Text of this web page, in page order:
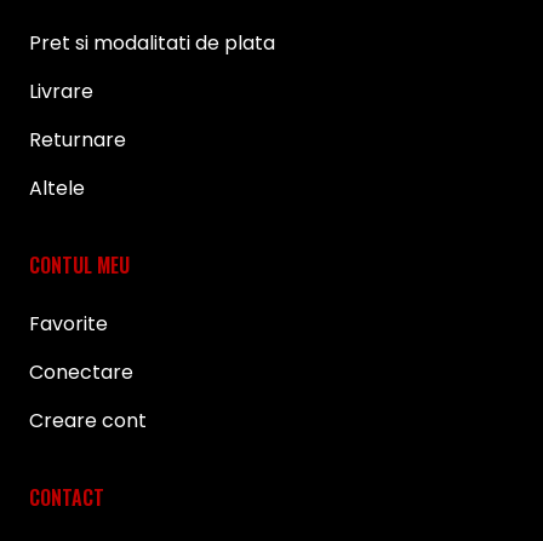
Pret si modalitati de plata
Livrare
Returnare
Altele
CONTUL MEU
Favorite
Conectare
Creare cont
CONTACT